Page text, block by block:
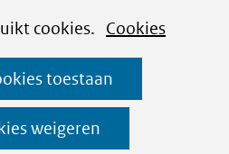
cookies. Cookies
toestaan
weigeren
Ga
naar
de
inhoud